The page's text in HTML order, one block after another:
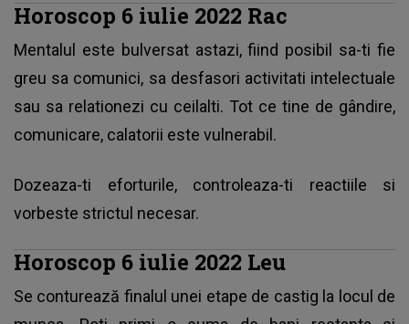
Horoscop 6 iulie 2022 Rac
Mentalul este bulversat astazi, fiind posibil sa-ti fie
greu sa comunici, sa desfasori activitati intelectuale
sau sa relationezi cu ceilalti. Tot ce tine de gândire,
comunicare, calatorii este vulnerabil.
Dozeaza-ti eforturile, controleaza-ti reactiile si
vorbeste strictul necesar.
Horoscop 6 iulie 2022 Leu
Se conturează finalul unei etape de castig la locul de